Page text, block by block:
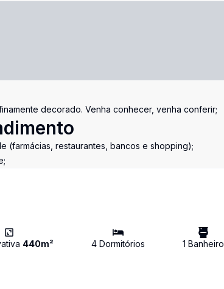
decorado. Venha conhecer, venha conferir;
(farmácias, restaurantes, bancos e shopping);
440m² 4Dormitórios 1 Banheiro